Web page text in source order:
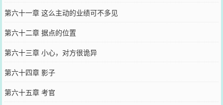
第六十一章 这么主动的业绩可不多见
第六十二章 据点的位置
第六十三章 小心，对方很诡异
第六十四章 影子
第六十五章 考官